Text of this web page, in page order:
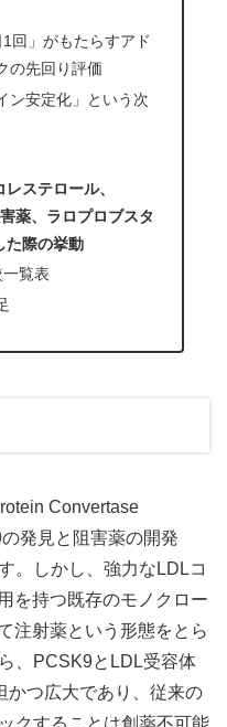
1回」がもたらすアド
の先回り評価
ン安定化」という次
ステロール、
薬、ラロプロブスタ
た際の挙動
覧表
Convertase
発見と阻害薬の開発
。しかし、強力なLDLコ
を持つ既存のモノクロー
注射薬という形態をとら
、PCSK9とLDL受容体
かつ広大であり、従来の